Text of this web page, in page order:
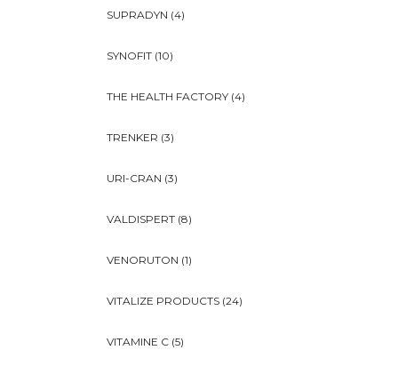
SUPRADYN (4)
SYNOFIT (10)
THE HEALTH FACTORY (4)
TRENKER (3)
URI-CRAN (3)
VALDISPERT (8)
VENORUTON (1)
VITALIZE PRODUCTS (24)
VITAMINE C (5)